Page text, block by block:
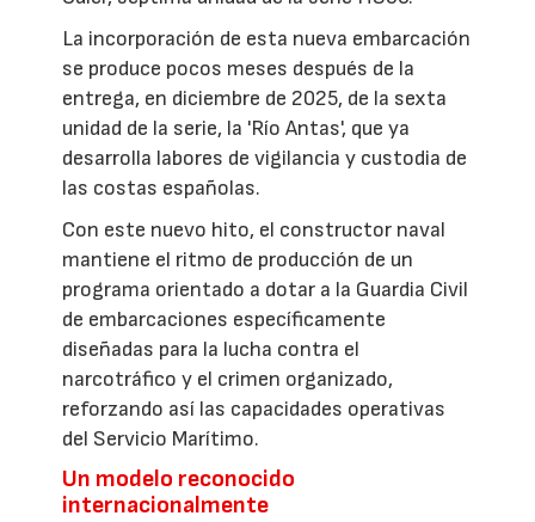
La incorporación de esta nueva embarcación
se produce pocos meses después de la
entrega, en diciembre de 2025, de la sexta
unidad de la serie, la 'Río Antas', que ya
desarrolla labores de vigilancia y custodia de
las costas españolas.
Con este nuevo hito, el constructor naval
mantiene el ritmo de producción de un
programa orientado a dotar a la Guardia Civil
de embarcaciones específicamente
diseñadas para la lucha contra el
narcotráfico y el crimen organizado,
reforzando así las capacidades operativas
del Servicio Marítimo.
Un modelo reconocido
internacionalmente